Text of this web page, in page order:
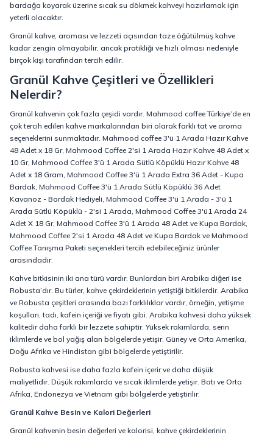
bardağa koyarak üzerine sıcak su dökmek kahveyi hazırlamak için
yeterli olacaktır.
Granül kahve, aroması ve lezzeti açısından taze öğütülmüş kahve
kadar zengin olmayabilir, ancak pratikliği ve hızlı olması nedeniyle
birçok kişi tarafından tercih edilir.
Granül Kahve Çeşitleri ve Özellikleri
Nelerdir?
Granül kahvenin çok fazla çeşidi vardır. Mahmood coffee Türkiye’de en
çok tercih edilen kahve markalarından biri olarak farklı tat ve aroma
seçeneklerini sunmaktadır. Mahmood coffee 3'ü 1 Arada Hazır Kahve
48 Adet x 18 Gr, Mahmood Coffee 2'si 1 Arada Hazır Kahve 48 Adet x
10 Gr, Mahmood Coffee 3'ü 1 Arada Sütlü Köpüklü Hazır Kahve 48
Adet x 18 Gram, Mahmood Coffee 3'ü 1 Arada Extra 36 Adet - Kupa
Bardak, Mahmood Coffee 3'ü 1 Arada Sütlü Köpüklü 36 Adet
Kavanoz - Bardak Hediyeli, Mahmood Coffee 3'ü 1 Arada - 3'ü 1
Arada Sütlü Köpüklü - 2'si 1 Arada, Mahmood Coffee 3'ü1 Arada 24
Adet X 18 Gr, Mahmood Coffee 3'ü 1 Arada 48 Adet ve Kupa Bardak,
Mahmood Coffee 2'si 1 Arada 48 Adet ve Kupa Bardak ve Mahmood
Coffee Tanışma Paketi seçenekleri tercih edebileceğiniz ürünler
arasındadır.
Kahve bitkisinin iki ana türü vardır. Bunlardan biri Arabika diğeri ise
Robusta’dır. Bu türler, kahve çekirdeklerinin yetiştiği bitkilerdir. Arabika
ve Robusta çeşitleri arasında bazı farklılıklar vardır, örneğin, yetişme
koşulları, tadı, kafein içeriği ve fiyatı gibi. Arabika kahvesi daha yüksek
kalitedir daha farklı bir lezzete sahiptir. Yüksek rakımlarda, serin
iklimlerde ve bol yağış alan bölgelerde yetişir. Güney ve Orta Amerika,
Doğu Afrika ve Hindistan gibi bölgelerde yetiştirilir.
Robusta kahvesi ise daha fazla kafein içerir ve daha düşük
maliyetlidir. Düşük rakımlarda ve sıcak iklimlerde yetişir. Batı ve Orta
Afrika, Endonezya ve Vietnam gibi bölgelerde yetiştirilir.
Granül Kahve Besin ve Kalori Değerleri
Granül kahvenin besin değerleri ve kalorisi, kahve çekirdeklerinin